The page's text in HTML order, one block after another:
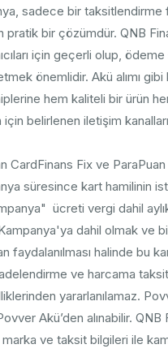
sadece bir taksitlendirme
bir çözümdür. QNB
için geçerli olup,
önemlidir. Akü alımı
hem kaliteli bir ürün
belirlenen iletişim kanalları
Fix ve ParaPuan
süresince kart hamilinin
ücreti vergi dahil
dahil olmak ve
faydalanılması halinde bu
ve harcama
yararlanılamaz.
Akü’den alınabilir. QNB
ve taksit bilgileri ile